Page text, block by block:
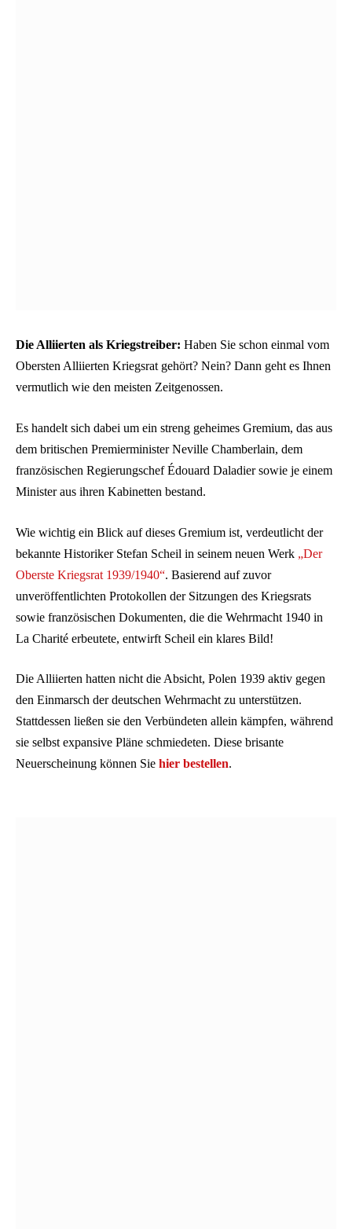
Die Alliierten als Kriegstreiber: Haben Sie schon einmal vom
Obersten Alliierten Kriegsrat gehört? Nein? Dann geht es Ihnen
vermutlich wie den meisten Zeitgenossen.
Es handelt sich dabei um ein streng geheimes Gremium, das aus
dem britischen Premierminister Neville Chamberlain, dem
französischen Regierungschef Édouard Daladier sowie je einem
Minister aus ihren Kabinetten bestand.
Wie wichtig ein Blick auf dieses Gremium ist, verdeutlicht der
bekannte Historiker Stefan Scheil in seinem neuen Werk „Der
Oberste Kriegsrat 1939/1940“. Basierend auf zuvor
unveröffentlichten Protokollen der Sitzungen des Kriegsrats
sowie französischen Dokumenten, die die Wehrmacht 1940 in
La Charité erbeutete, entwirft Scheil ein klares Bild!
Die Alliierten hatten nicht die Absicht, Polen 1939 aktiv gegen
den Einmarsch der deutschen Wehrmacht zu unterstützen.
Stattdessen ließen sie den Verbündeten allein kämpfen, während
sie selbst expansive Pläne schmiedeten. Diese brisante
Neuerscheinung können Sie hier bestellen.